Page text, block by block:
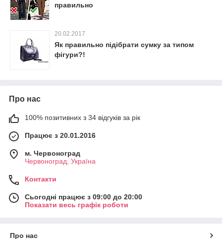
правильно
20.02.2017
Як правильно підібрати сумку за типом
фігури?!
Про нас
100% позитивних з 34 відгуків за рік
Працює з 20.01.2016
м. Червоноград
Червоноград, Україна
Контакти
Сьогодні працює з 09:00 до 20:00
Показати весь графік роботи
Про нас